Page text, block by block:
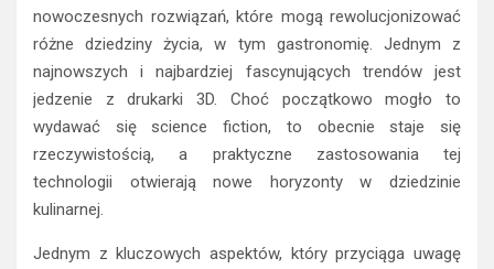
nowoczesnych rozwiązań, które mogą rewolucjonizować
różne dziedziny życia, w tym gastronomię. Jednym z
najnowszych i najbardziej fascynujących trendów jest
jedzenie z drukarki 3D. Choć początkowo mogło to
wydawać się science fiction, to obecnie staje się
rzeczywistością, a praktyczne zastosowania tej
technologii otwierają nowe horyzonty w dziedzinie
kulinarnej.
Jednym z kluczowych aspektów, który przyciąga uwagę